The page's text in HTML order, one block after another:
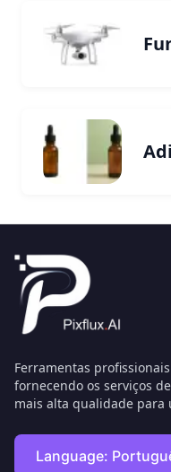
Ferramentas
fornecendo os serviços
mais alta qualidade para
Language: